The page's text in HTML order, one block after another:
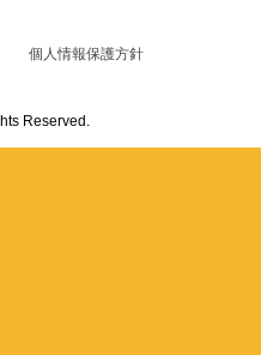
個人情報保護方針
Reserved.